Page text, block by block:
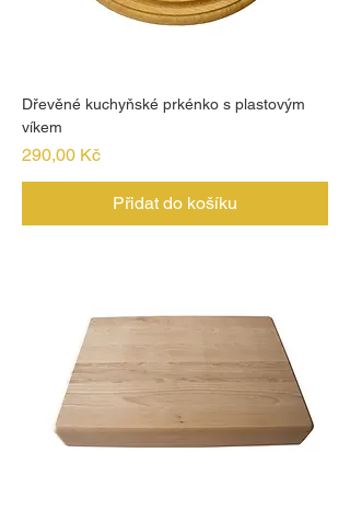
Dřevěné kuchyňské prkénko s plastovým
víkem
Cena
290,00 Kč
Přidat do košíku